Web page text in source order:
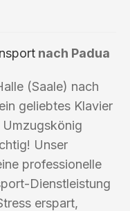
nach Padua
(Saale) nach
geliebtes Klavier
Umzugskönig
Unser
professionelle
Dienstleistung
erspart,